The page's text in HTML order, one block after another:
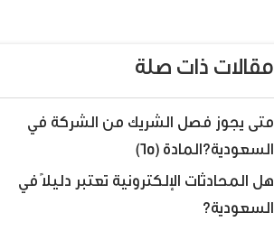
مقالات ذات صلة
متى يجوز فصل الشريك من الشركة في
السعودية؟المادة (65)
هل المحادثات الإلكترونية تعتبر دليلًا في
السعودية؟